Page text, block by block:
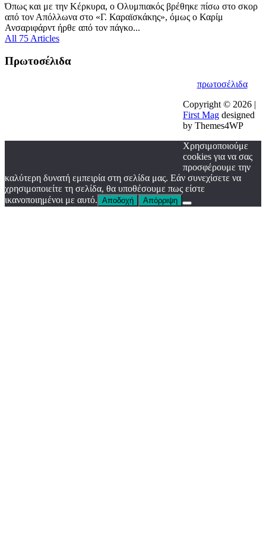
Όπως και με την Κέρκυρα, ο Ολυμπιακός βρέθηκε πίσω στο σκορ
από τον Απόλλωνα στο «Γ. Καραϊσκάκης», όμως ο Καρίμ
Ανσαριφάρντ ήρθε από τον πάγκο...
All 75 Articles
Πρωτοσέλιδα
πρωτοσέλιδα
Copyright © 2026 |
First Mag designed
by Themes4WP
Χρησιμοποιούμε
cookies για να σας
προσφέρουμε την
καλύτερη δυνατή εμπειρία στη σελίδα μας. Εάν συνεχίσετε να
χρησιμοποιείτε τη σελίδα, θα υποθέσουμε πως είστε
ικανοποιημένοι με αυτό. Αποδοχή Απόρριψη